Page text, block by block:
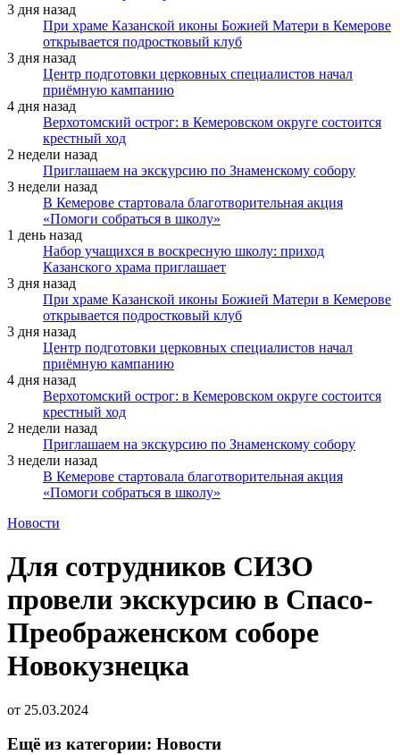
3 дня назад
При храме Казанской иконы Божией Матери в Кемерове
открывается подростковый клуб
3 дня назад
Центр подготовки церковных специалистов начал
приёмную кампанию
4 дня назад
Верхотомский острог: в Кемеровском округе состоится
крестный ход
2 недели назад
Приглашаем на экскурсию по Знаменскому собору
3 недели назад
В Кемерове стартовала благотворительная акция
«Помоги собраться в школу»
1 день назад
Набор учащихся в воскресную школу: приход
Казанского храма приглашает
3 дня назад
При храме Казанской иконы Божией Матери в Кемерове
открывается подростковый клуб
3 дня назад
Центр подготовки церковных специалистов начал
приёмную кампанию
4 дня назад
Верхотомский острог: в Кемеровском округе состоится
крестный ход
2 недели назад
Приглашаем на экскурсию по Знаменскому собору
3 недели назад
В Кемерове стартовала благотворительная акция
«Помоги собраться в школу»
Новости
Для сотрудников СИЗО
провели экскурсию в Спасо-
Преображенском соборе
Новокузнецка
от 25.03.2024
Ещё из категории: Новости